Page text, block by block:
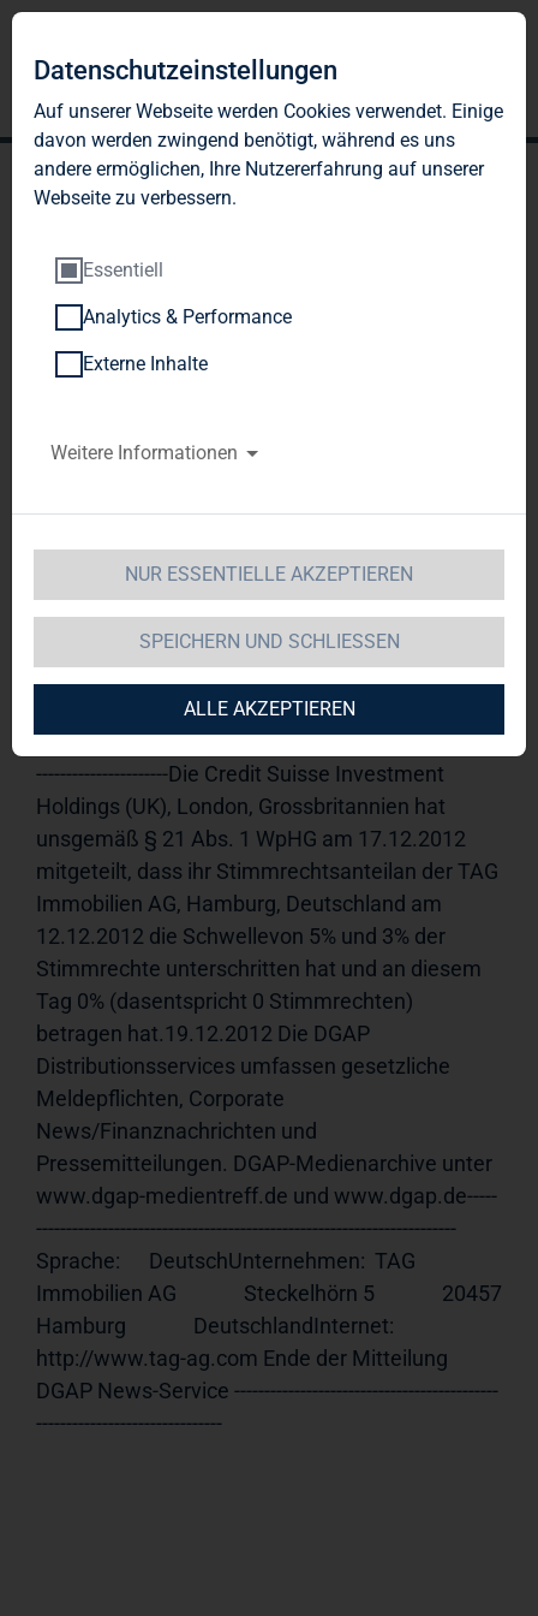
TAG Immobilien AG:
Veröffentlichung gemäß §
26 Abs. 1 WpHG mit dem
Verbreitung
TAG Immobilien AG 19.12.2012
11:14Veröffentlichung einer
Stimmrechtsmitteilung, übermittelt durch die
den Inhalt der Mitteilung ist der Emittent
verantwortlich.-----------------------------------------------------
----------------------Die Credit Suisse Investment
Holdings (UK), London, Grossbritannien hat
unsgemäß § 21 Abs. 1 WpHG am 17.12.2012
mitgeteilt, dass ihr Stimmrechtsanteilan der TAG
Immobilien AG, Hamburg, Deutschland am
12.12.2012 die Schwellevon 5% und 3% der
Stimmrechte unterschritten hat und an diesem
Tag 0% (dasentspricht 0 Stimmrechten)
betragen hat.19.12.2012 Die DGAP
Distributionsservices umfassen gesetzliche
Meldepflichten, Corporate
News/Finanznachrichten und
Pressemitteilungen. DGAP-Medienarchive unter
www.dgap-medientreff.de und www.dgap.de-----
----------------------------------------------------------------------
Sprache:      DeutschUnternehmen:  TAG
Immobilien AG              Steckelhörn 5              20457
Hamburg              DeutschlandInternet:
http://www.tag-ag.com Ende der Mitteilung
DGAP News-Service --------------------------------------------
-------------------------------
Datenschutzeinstellungen
Auf unserer Webseite werden Cookies verwendet. Einige
davon werden zwingend benötigt, während es uns
andere ermöglichen, Ihre Nutzererfahrung auf unserer
Webseite zu verbessern.
Essentiell
Analytics & Performance
Externe Inhalte
Weitere Informationen
NUR ESSENTIELLE AKZEPTIEREN
SPEICHERN UND SCHLIESSEN
ALLE AKZEPTIEREN